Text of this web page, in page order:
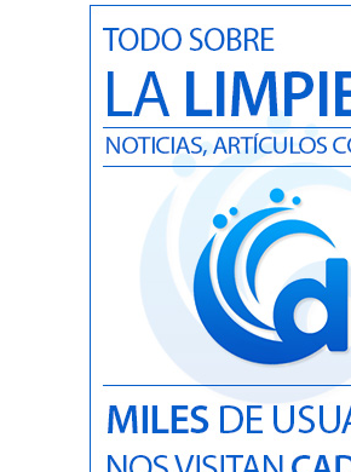
Desbroce de fincas: las preguntas frecuentes